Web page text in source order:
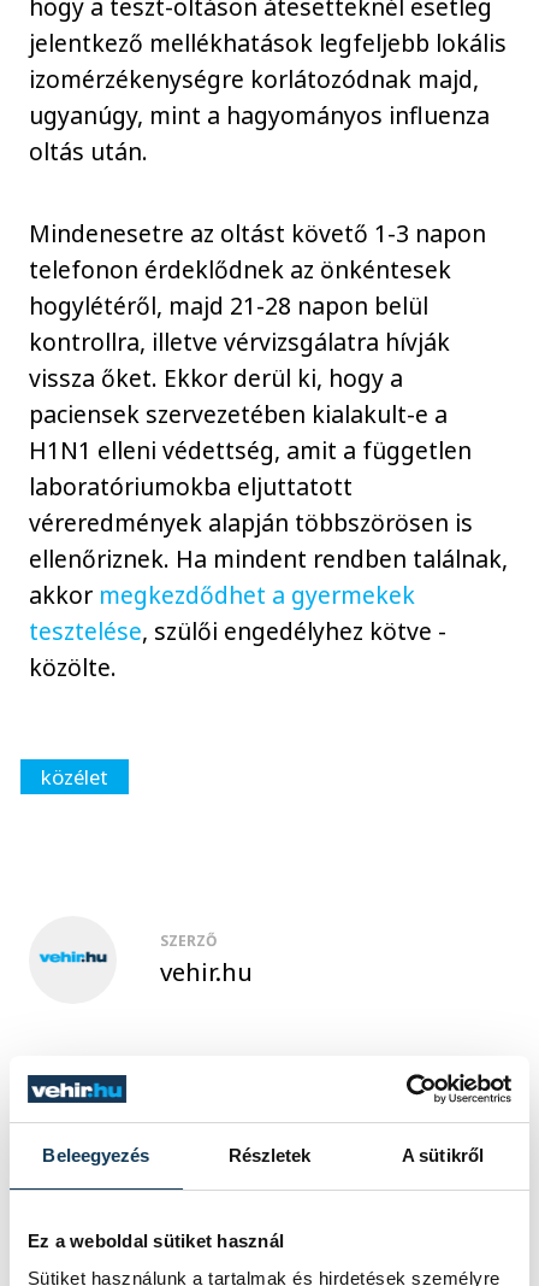
Beleegyezés Részletek A sütikről
Ez a weboldal sütiket használ
Sütiket használunk a tartalmak és hirdetések személyre
jelentkező mellékhatások legfeljebb lokális
izomérzékenységre korlátozódnak majd,
ugyanúgy, mint a hagyományos influenza
oltás után.
Mindenesetre az oltást követő 1-3 napon
telefonon érdeklődnek az önkéntesek
hogylétéről, majd 21-28 napon belül
kontrollra, illetve vérvizsgálatra hívják
vissza őket. Ekkor derül ki, hogy a
paciensek szervezetében kialakult-e a
H1N1 elleni védettség, amit a független
laboratóriumokba eljuttatott
véreredmények alapján többszörösen is
ellenőriznek. Ha mindent rendben találnak,
akkor megkezdődhet a gyermekek
tesztelése, szülői engedélyhez kötve -
közölte.
közélet
SZERZŐ
vehir.hu